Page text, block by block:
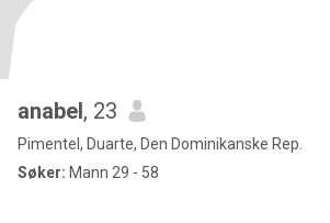
anabel, 23
Pimentel, Duarte, Den Dominikanske Rep.
Søker: Mann 29 - 58